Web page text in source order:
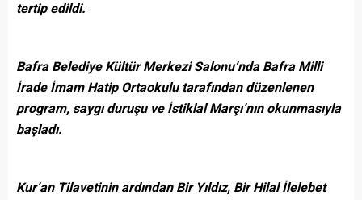
tertip edildi.
Bafra Belediye Kültür Merkezi Salonu’nda Bafra Milli
İrade İmam Hatip Ortaokulu tarafından düzenlenen
program, saygı duruşu ve İstiklal Marşı’nın okunmasıyla
başladı.
Kur’an Tilavetinin ardından Bir Yıldız, Bir Hilal İlelebet